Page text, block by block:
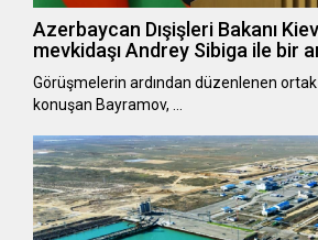
Azerbaycan Dışişleri Bakanı
mevkidaşı Andrey Sibiga ile bir
Görüşmelerin ardından düzenlenen ortak
konuşan Bayramov, …